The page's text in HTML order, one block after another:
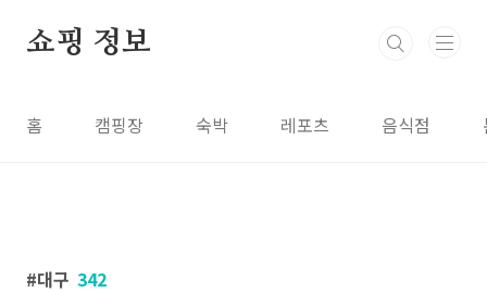
쇼핑 정보
홈 캠핑장 숙박 레포츠 음식점
대구 342